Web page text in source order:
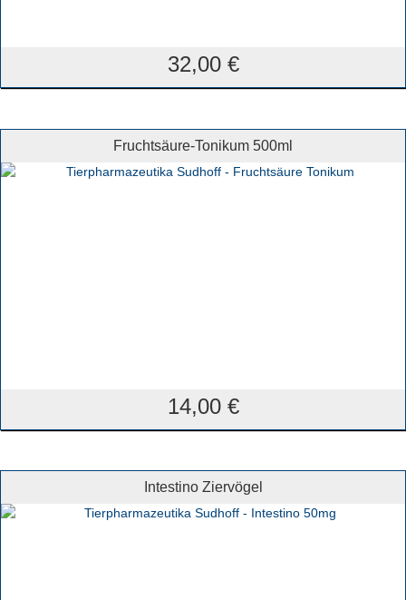
32,00 €
Fruchtsäure-Tonikum 500ml
14,00 €
Intestino Ziervögel